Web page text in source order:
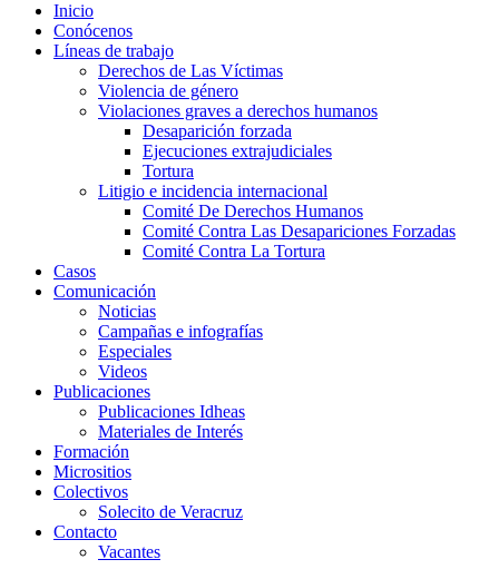
Inicio
Conócenos
Líneas de trabajo
Derechos de Las Víctimas
Violencia de género
Violaciones graves a derechos humanos
Desaparición forzada​
Ejecuciones extrajudiciales
Tortura
Litigio e incidencia internacional
Comité De Derechos Humanos​
Comité Contra Las Desapariciones Forzadas
Comité Contra La Tortura​
Casos
Comunicación
Noticias
Campañas e infografías
Especiales
Videos
Publicaciones
Publicaciones Idheas
Materiales de Interés
Formación
Micrositios
Colectivos
Solecito de Veracruz
Contacto
Vacantes